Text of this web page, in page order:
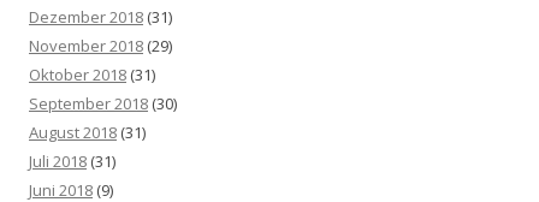
Dezember 2018 (31)
November 2018 (29)
Oktober 2018 (31)
September 2018 (30)
August 2018 (31)
Juli 2018 (31)
Juni 2018 (9)